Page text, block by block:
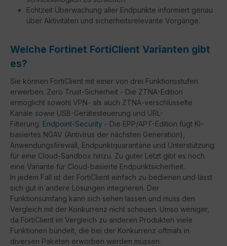
Echtzeit Überwachung aller Endpunkte informiert genau
über Aktivitäten und sicherheitsrelevante Vorgänge.
Welche Fortinet FortiClient Varianten gibt
es?
Sie können FortiClient mit einer von drei Funktionsstufen
erwerben: Zero Trust-Sicherheit - Die ZTNA-Edition
ermöglicht sowohl VPN- als auch ZTNA-verschlüsselte
Kanäle sowie USB-Gerätesteuerung und URL-
Filterung. Endpoint-Security - Die EPP/APT-Edition fügt KI-
basiertes NGAV (Antivirus der nächsten Generation),
Anwendungsfirewall, Endpunktquarantäne und Unterstützung
für eine Cloud-Sandbox hinzu. Zu guter Letzt gibt es noch
eine Variante für Cloud-basierte Endpunktsicherheit.
In jedem Fall ist der FortiClient einfach zu bedienen und lässt
sich gut in andere Lösungen integrieren. Der
Funktionsumfang kann sich sehen lassen und muss den
Vergleich mit der Konkurrenz nicht scheuen. Umso weniger,
da FortiClient im Vergleich zu anderen Produkten viele
Funktionen bündelt, die bei der Konkurrenz oftmals in
diversen Paketen erworben werden müssen.